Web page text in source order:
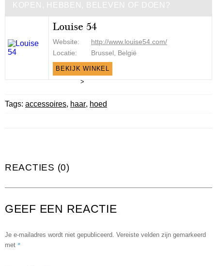
KOPEN, HEBBEN, BELEVEN OF DOEN?
Louise 54
Website:
http://www.louise54.com/
Locatie:
Brussel, België
BEKIJK WINKEL
>
Tags: accessoires, haar, hoed
REACTIES (0)
GEEF EEN REACTIE
Je e-mailadres wordt niet gepubliceerd. Vereiste velden zijn gemarkeerd
met *